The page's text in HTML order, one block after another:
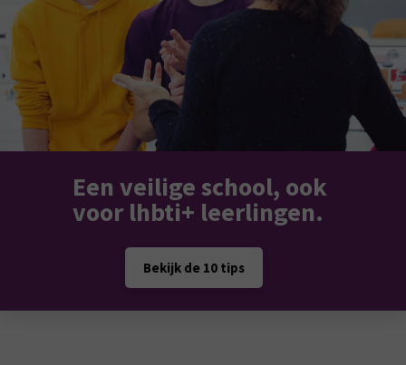
Een veilige school, ook
voor lhbti+ leerlingen.
Bekijk de 10 tips